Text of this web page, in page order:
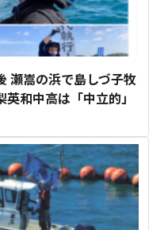
瀬嵩の浜で島しづ子牧
和中高は「中立的」